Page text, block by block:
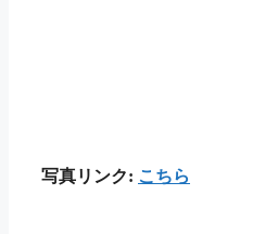
写真リンク: こちら